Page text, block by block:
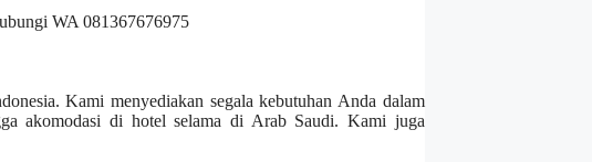
Kami menyediakan segala kebutuhan Anda dalam
akomodasi di hotel selama di Arab Saudi. Kami juga